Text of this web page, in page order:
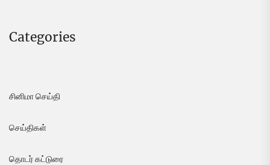
Categories
சினிமா செய்தி
செய்திகள்
தொடர் கட்டுரை